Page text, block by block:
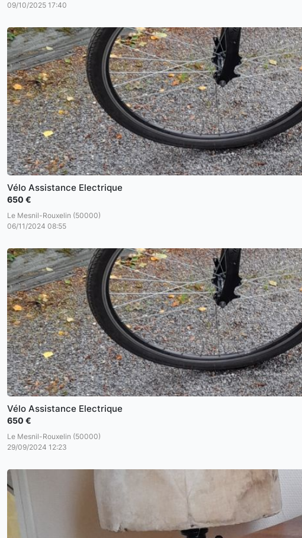
09/10/2025 17:40
Vélo Assistance Electrique
650 €
Le Mesnil-Rouxelin (50000)
06/11/2024 08:55
Vélo Assistance Electrique
650 €
Le Mesnil-Rouxelin (50000)
29/09/2024 12:23